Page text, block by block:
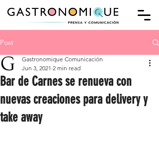
Post
Bar de Carnes se renueva con
nuevas creaciones para delivery y
take away
Gastronomique Comunicación
Jun 3, 2021 2 min read